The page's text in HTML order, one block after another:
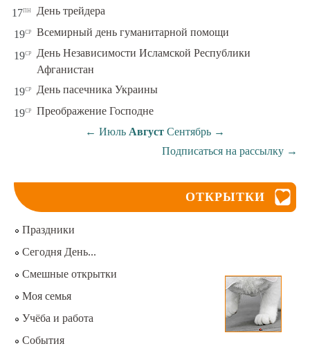
17пн День трейдера
19ср Всемирный день гуманитарной помощи
19ср
День Независимости Исламской Республики
Афганистан
19ср День пасечника Украины
19ср Преображение Господне
← Июль Август Сентябрь →
Подписаться на рассылку →
ОТКРЫТКИ
Праздники
Сегодня День...
Смешные открытки
Моя семья
Учёба и работа
События